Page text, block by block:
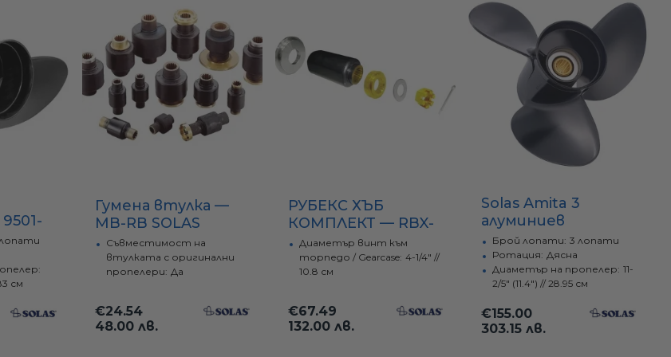
за оборудване - Ролбар, Rollbar
елементи
двигатели Suzuki
POP)
см
Гумена втулка —
MB-RB SOLAS
Съвместимост на
втулката с оригинални
пропелери: Да
€24.54
48.00 лв.
РУБЕКС ХЪБ
КОМПЛЕКТ — RBX-
106(OD) SOLAS
Диаметър винт към
торпедо / Gearcase: 4-1/4" //
10.8 см
€67.49
132.00 лв.
Solas Amita 3
алуминиев
пропелер 11.4x12 за
Yamaha/Honda 25-
60 к.с.
Брой лопати: 3 лопати
Ротация: Дясна
Диаметър на пропелер: 11-
2/5" (11.4") // 28.95 см
€155.00
303.15 лв.